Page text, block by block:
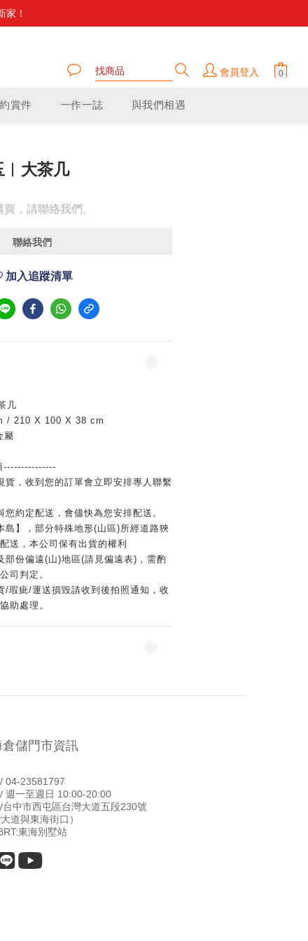
適。
家！
。
會員登入
賞件 一作一誌 與我們相遇
︱大茶几
買，請聯絡我們。
聯絡我們
加入追蹤清單
几
/ 210 X 100 X 38 cm
屬
---------------
貨，收到您的訂單會立即安排專人聯繫
您約定配送，會儘快為您安排配送。
島】，部分特殊地形(山區)所經道路狹
送，本公司保有出貨的權利
部份偏遠(山)地區(請見偏遠表)，需酌
司判定。
/瑕疵/運送損毀請收到後拍照通知，收
助處理。
倉儲門市資訊
04-23581797
週一至週日 10:00-20:00
台中市西屯區台灣大道五段230號
道與東海街口）
東海別墅站